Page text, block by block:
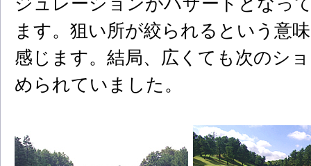
ます。狙い所が絞られるという意
感じます。結局、広くても次のシ
められていました。